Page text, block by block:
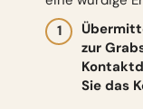
zur
Sie das